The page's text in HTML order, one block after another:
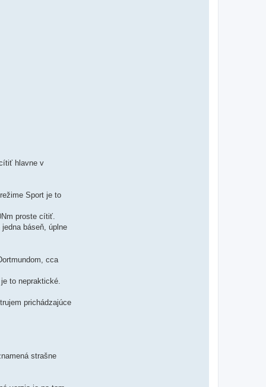
hlavne v
Sport je to
proste cítiť.
báseň, úplne
cca
to nepraktické.
prichádzajúce
strašne